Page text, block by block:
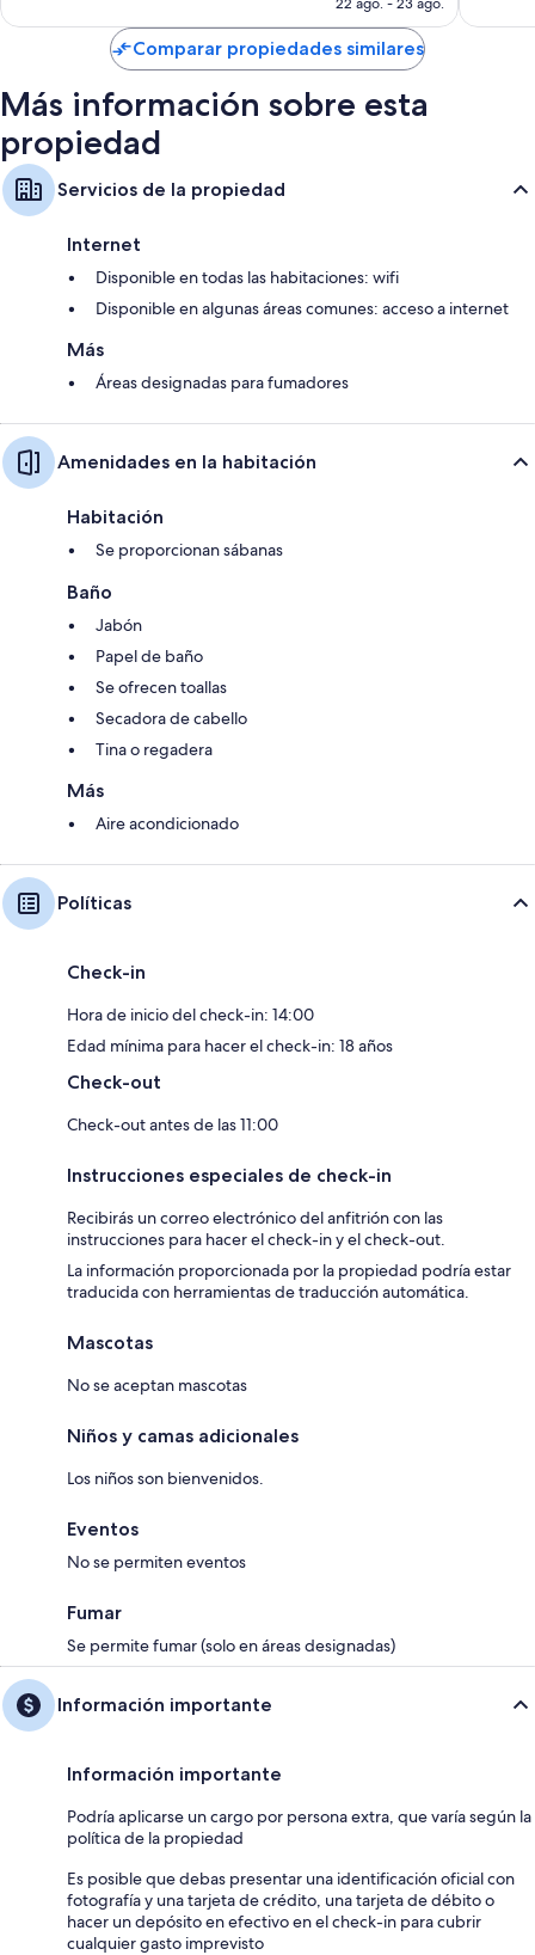
de
$2,014 MXN
Comparar propiedades similares
Más información sobre esta
propiedad
Servicios de la propiedad
Internet
Disponible en todas las habitaciones: wifi
Disponible en algunas áreas comunes: acceso a internet
Más
Áreas designadas para fumadores
Amenidades en la habitación
Habitación
Se proporcionan sábanas
Baño
Jabón
Papel de baño
Se ofrecen toallas
Secadora de cabello
Tina o regadera
Más
Aire acondicionado
Políticas
Check-in
Hora de inicio del check-in: 14:00
Edad mínima para hacer el check-in: 18 años
Check-out
Check-out antes de las 11:00
Instrucciones especiales de check-in
Recibirás un correo electrónico del anfitrión con las
instrucciones para hacer el check-in y el check-out.
La información proporcionada por la propiedad podría estar
traducida con herramientas de traducción automática.
Mascotas
No se aceptan mascotas
Niños y camas adicionales
Los niños son bienvenidos.
Eventos
No se permiten eventos
Fumar
Se permite fumar (solo en áreas designadas)
Información importante
Información importante
Podría aplicarse un cargo por persona extra, que varía según la
política de la propiedad
Es posible que debas presentar una identificación oficial con
fotografía y una tarjeta de crédito, una tarjeta de débito o
hacer un depósito en efectivo en el check-in para cubrir
cualquier gasto imprevisto